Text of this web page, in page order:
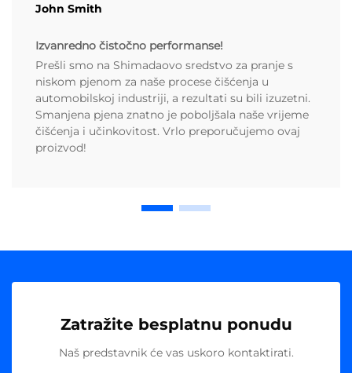
John Smith
Izvanredno čistočno performanse!
Prešli smo na Shimadaovo sredstvo za pranje s
niskom pjenom za naše procese čišćenja u
automobilskoj industriji, a rezultati su bili izuzetni.
Smanjena pjena znatno je poboljšala naše vrijeme
čišćenja i učinkovitost. Vrlo preporučujemo ovaj
proizvod!
Zatražite besplatnu ponudu
Naš predstavnik će vas uskoro kontaktirati.